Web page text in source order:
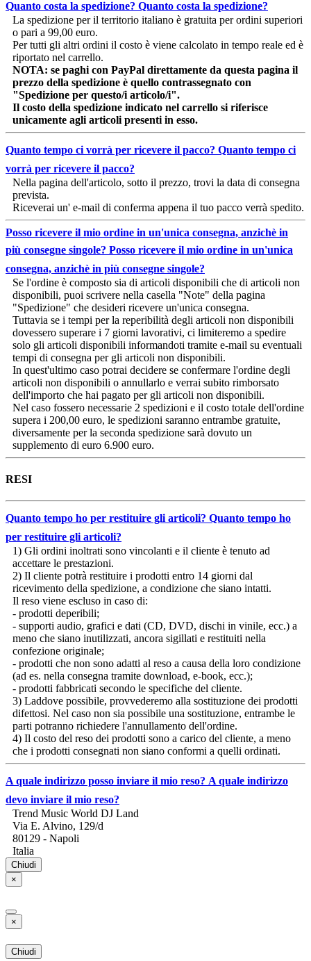
Quanto costa la spedizione? Quanto costa la spedizione?
La spedizione per il territorio italiano è gratuita per ordini superiori
o pari a 99,00 euro.
Per tutti gli altri ordini il costo è viene calcolato in tempo reale ed è
riportato nel carrello.
NOTA: se paghi con PayPal direttamente da questa pagina il
prezzo della spedizione è quello contrassegnato con
"Spedizione per questo/i articolo/i".
Il costo della spedizione indicato nel carrello si riferisce
unicamente agli articoli presenti in esso.
Quanto tempo ci vorrà per ricevere il pacco? Quanto tempo ci
vorrà per ricevere il pacco?
Nella pagina dell'articolo, sotto il prezzo, trovi la data di consegna
prevista.
Riceverai un' e-mail di conferma appena il tuo pacco verrà spedito.
Posso ricevere il mio ordine in un'unica consegna, anzichè in
più consegne singole? Posso ricevere il mio ordine in un'unica
consegna, anzichè in più consegne singole?
Se l'ordine è composto sia di articoli disponibili che di articoli non
disponibili, puoi scrivere nella casella "Note" della pagina
"Spedizione" che desideri ricevere un'unica consegna.
Tuttavia se i tempi per la reperibilità degli articoli non disponibili
dovessero superare i 7 giorni lavorativi, ci limiteremo a spedire
solo gli articoli disponibili informandoti tramite e-mail su eventuali
tempi di consegna per gli articoli non disponibili.
In quest'ultimo caso potrai decidere se confermare l'ordine degli
articoli non disponibili o annullarlo e verrai subito rimborsato
dell'importo che hai pagato per gli articoli non disponibili.
Nel caso fossero necessarie 2 spedizioni e il costo totale dell'ordine
supera i 200,00 euro, le spedizioni saranno entrambe gratuite,
diversamente per la seconda spedizione sarà dovuto un
supplemento di euro 6.900 euro.
RESI
Quanto tempo ho per restituire gli articoli? Quanto tempo ho
per restituire gli articoli?
1) Gli ordini inoltrati sono vincolanti e il cliente è tenuto ad
accettare le prestazioni.
2) Il cliente potrà restituire i prodotti entro 14 giorni dal
ricevimento della spedizione, a condizione che siano intatti.
Il reso viene escluso in caso di:
- prodotti deperibili;
- supporti audio, grafici e dati (CD, DVD, dischi in vinile, ecc.) a
meno che siano inutilizzati, ancora sigillati e restituiti nella
confezione originale;
- prodotti che non sono adatti al reso a causa della loro condizione
(ad es. nella consegna tramite download, e-book, ecc.);
- prodotti fabbricati secondo le specifiche del cliente.
3) Laddove possibile, provvederemo alla sostituzione dei prodotti
difettosi. Nel caso non sia possibile una sostituzione, entrambe le
parti potranno richiedere l'annullamento dell'ordine.
4) Il costo del reso dei prodotti sono a carico del cliente, a meno
che i prodotti consegnati non siano conformi a quelli ordinati.
A quale indirizzo posso inviare il mio reso? A quale indirizzo
devo inviare il mio reso?
Trend Music World DJ Land
Via E. Alvino, 129/d
80129 - Napoli
Italia
Chiudi
×
×
Chiudi